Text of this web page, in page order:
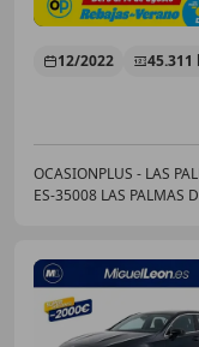
12/2022 45.311
OCASIONPLUS - LAS
ES-35008 LAS PALMAS